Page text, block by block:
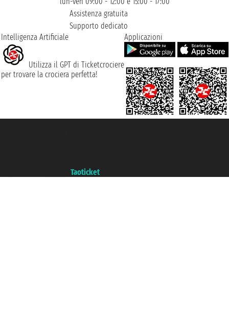
Assistenza gratuita
Supporto dedicato
Intelligenza Artificiale
Utilizza il GPT di Ticketcrociere
per trovare la crociera perfetta!
Applicazioni
Taoticket